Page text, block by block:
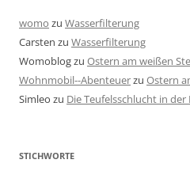
womo zu Wasserfilterung
Carsten zu Wasserfilterung
Womoblogzu Ostern am weißen
Wohnmobil--Abenteuerzu Ostern
Simleo zu Die Teufelsschlucht in der
STICHWORTE